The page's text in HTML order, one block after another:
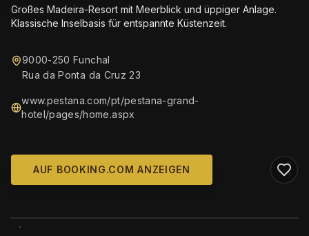
Großes Madeira-Resort mit Meerblick und üppiger Anlage.
Klassische Inselbasis für entspannte Küstenzeit.
9000-250 Funchal
Rua da Ponta da Cruz 23
www.pestana.com/pt/pestana-grand-
hotel/pages/home.aspx
AUF BOOKING.COM ANZEIGEN